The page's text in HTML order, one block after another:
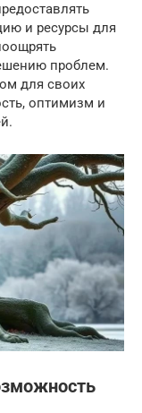
и ресурсы для
проблем.
для своих
оптимизм и